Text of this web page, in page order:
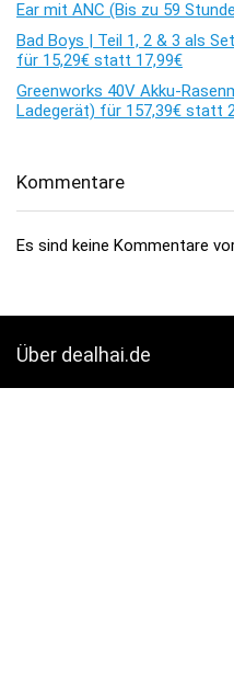
Ear mit ANC (Bis zu 59
Bad Boys | Teil 1, 2 & 3 als
für 15,29€ statt 17,99€
Greenworks 40V Akku-
Ladegerät) für 157,39€ statt
Kommentare
Es sind keine Kommentare
Über dealhai.de